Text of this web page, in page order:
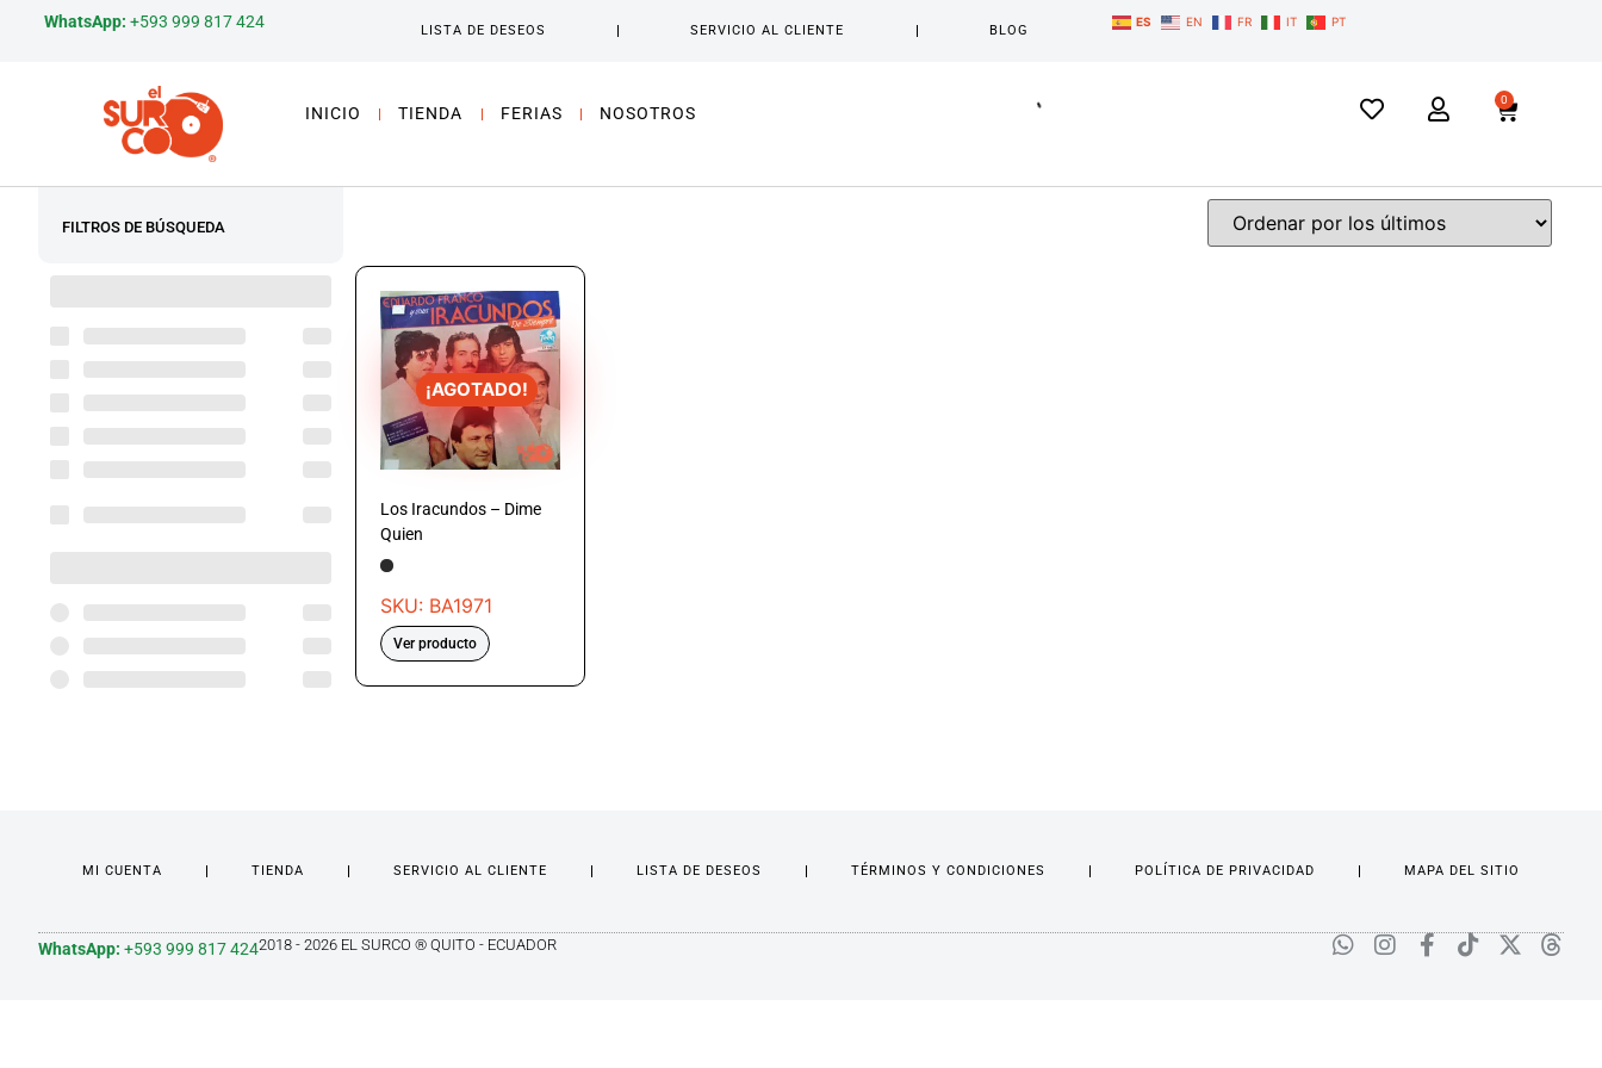
WhatsApp: +593 999 817 424 LISTA DE DESEOS SERVICIO AL CLIENTE BLOG
ES EN FR IT PT
INICIO TIENDA FERIAS NOSOTROS
0
FILTROS DE BÚSQUEDA
¡AGOTADO!
Los Iracundos – Dime
Quien
SKU: BA1971
Ver producto
MI CUENTA TIENDA SERVICIO AL CLIENTE LISTA DE DESEOS TÉRMINOS Y CONDICIONES POLÍTICA DE PRIVACIDAD MAPA DEL SITIO
WhatsApp: +593 999 817 4242018 - 2026 EL SURCO ® QUITO - ECUADOR